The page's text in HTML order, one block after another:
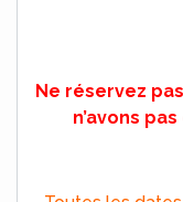
Ne réservez
n’avons